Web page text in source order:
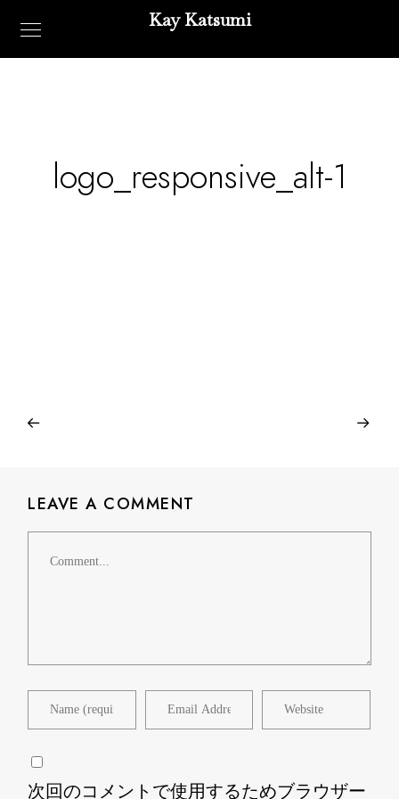
Kay Katsumi
logo_responsive_alt-1
LEAVE A COMMENT
次回のコメントで使用するためブラウザー